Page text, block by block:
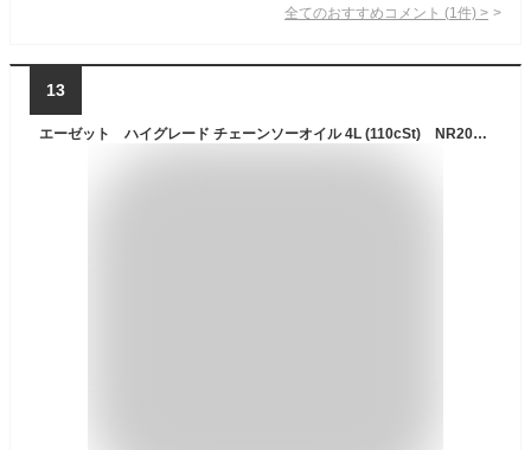
全てのおすすめコメント (1 件) >
13
エーゼット ハイグレード チェーンソーオイル 4L (110cSt) NR204チェーンソーオイル4L